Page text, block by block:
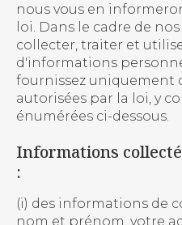
nous vous en
loi. Dans le cadre de
collecter, traiter et
d'informations
fournissez uniquement
autorisées par la loi, y
énumérées ci-dessous.
Informations
:
(i) des informations de
nom et prénom, votre